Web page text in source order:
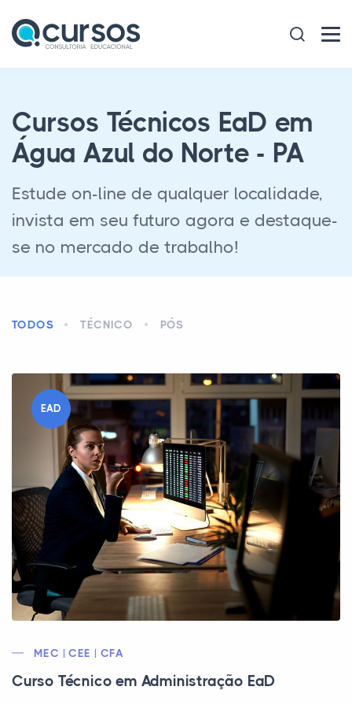
Cursos Técnicos EaD em
Água Azul do Norte - PA
Estude on-line de qualquer localidade,
invista em seu futuro agora e destaque-
se no mercado de trabalho!
TODOS TÉCNICO PÓS
EAD
MEC | CEE | CFA
Curso Técnico em Administração EaD